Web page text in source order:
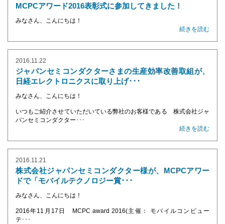
MCPCアワード2016表彰式に参加してきました！
みなさん、こんにちは！
続きを読む
2016.11.22
ジャパンセミコンダクターさまの生産効率改善取組が、
日経エレクトロニクスに取り上げ･･･
みなさん、こんにちは！
いつもご紹介させていただいている弊社のお客様である 株式会社ジャ
パンセミコンダクター･･･
続きを読む
2016.11.21
株式会社ジャパンセミコンダクター様が、MCPCアワー
ドで「モバイルテクノロジー賞･･･
みなさん、こんにちは！
2016年11月17日 MCPC award 2016(主催： モバイルコンピュー
テ･･･